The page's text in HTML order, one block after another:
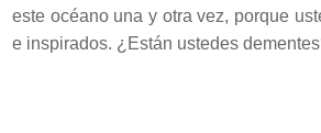
este océano una y otra vez, porque
e inspirados. ¿Están ustedes